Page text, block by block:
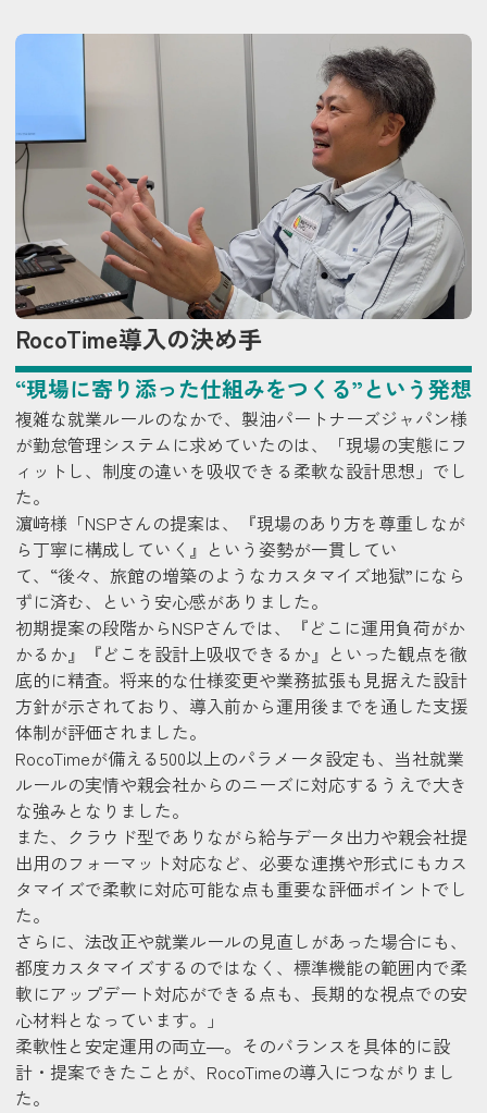
RocoTime導入の決め手
“現場に寄り添った仕組みをつくる”という発想
複雑な就業ルールのなかで、製油パートナーズジャパン様
が勤怠管理システムに求めていたのは、「現場の実態にフ
ィットし、制度の違いを吸収できる柔軟な設計思想」でし
た。
濵﨑様 「NSPさんの提案は、『現場のあり方を尊重しなが
ら丁寧に構成していく』という姿勢が一貫してい
て、“後々、旅館の増築のようなカスタマイズ地獄”になら
ずに済む、という安心感がありました。
初期提案の段階からNSPさんでは、『どこに運用負荷がか
かるか』『どこを設計上吸収できるか』といった観点を徹
底的に精査。将来的な仕様変更や業務拡張も見据えた設計
方針が示されており、導入前から運用後までを通した支援
体制が評価されました。
RocoTimeが備える500以上のパラメータ設定も、当社就業
ルールの実情や親会社からのニーズに対応するうえで大き
な強みとなりました。
また、クラウド型でありながら給与データ出力や親会社提
出用のフォーマット対応など、必要な連携や形式にもカス
タマイズで柔軟に対応可能な点も重要な評価ポイントでし
た。
さらに、法改正や就業ルールの見直しがあった場合にも、
都度カスタマイズするのではなく、標準機能の範囲内で柔
軟にアップデート対応ができる点も、長期的な視点での安
心材料となっています。」
柔軟性と安定運用の両立―。そのバランスを具体的に設
計・提案できたことが、RocoTimeの導入につながりまし
た。